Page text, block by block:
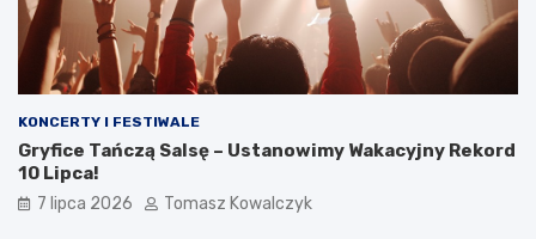
KONCERTY I FESTIWALE
Gryfice Tańczą Salsę – Ustanowimy Wakacyjny Rekord
10 Lipca!
7 lipca 2026 Tomasz Kowalczyk